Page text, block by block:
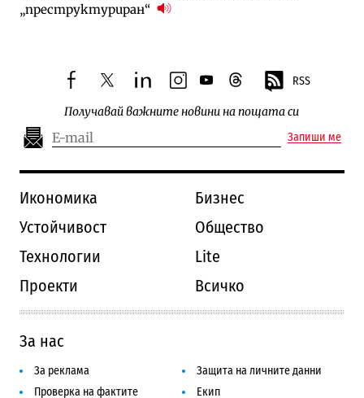
„преструктуриран“
facebooktwitterlinkedininstagram
youtubethreads RSS
Получавай важните новини на пощата си
Запиши ме
Икономика
Бизнес
Устойчивост
Общество
Технологии
Lite
Проекти
Всичко
За нас
За реклама
Защита на личните данни
Проверка на фактите
Екип